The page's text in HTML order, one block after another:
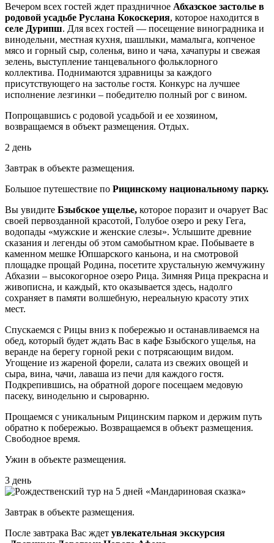
Вечером всех гостей ждет праздничное Абхазское застолье в
родовой усадьбе Руслана Кокоскерия, которое находится в
селе Дурипш. Для всех гостей — посещение виноградника и
винодельни, местная кухня, шашлыки, мамалыга, копченое
мясо и горный сыр, соленья, вино и чача, хачапуры и свежая
зелень, выступление танцевального фольклорного
коллектива. Поднимаются здравницы за каждого
присутствующего на застолье гостя. Конкурс на лучшее
исполнение лезгинки – победителю полный рог с вином.
Попрощавшись с родовой усадьбой и ее хозяином,
возвращаемся в объект размещения. Отдых.
2 день
Завтрак в объекте размещения.
Большое путешествие по Рицинскому национальному парку.
Вы увидите Бзыбское ущелье, которое поразит и очарует Вас
своей первозданной красотой, Голубое озеро и реку Гега,
водопады «мужские и женские слезы». Услышите древние
сказания и легенды об этом самобытном крае. Побываете в
каменном мешке Юпшарского каньона, и на смотровой
площадке прощай Родина, посетите хрустальную жемчужину
Абхазии – высокогорное озеро Рица. Зимняя Рица прекрасна и
живописна, и каждый, кто оказывается здесь, надолго
сохраняет в памяти волшебную, нереальную красоту этих
мест.
Спускаемся с Рицы вниз к побережью и останавливаемся на
обед, который будет ждать Вас в кафе Бзыбского ущелья, на
веранде на берегу горной реки с потрясающим видом.
Угощение из жареной форели, салата из свежих овощей и
сыра, вина, чачи, лаваша из печи для каждого гостя.
Подкрепившись, на обратной дороге посещаем медовую
пасеку, винодельню и сыроварню.
Прощаемся с уникальным Рицинским парком и держим путь
обратно к побережью. Возвращаемся в объект размещения.
Свободное время.
Ужин в объекте размещения.
3 день
Завтрак в объекте размещения.
После завтрака Вас ждет увлекательная экскурсия